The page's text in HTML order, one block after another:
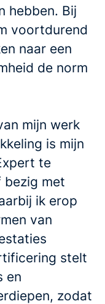
hebben. Bij
voortdurend
naar een
de norm
mijn werk
is mijn
te
bezig met
ik erop
van
stelt
en
zodat